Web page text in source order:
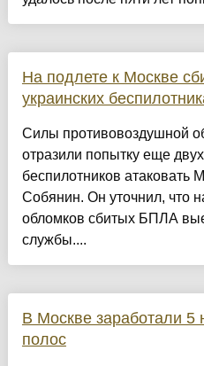
На подлете к Москве
украинских
Силы противовоздушной
отразили попытку еще
беспилотников атаковать
Собянин. Он уточнил, что
обломков сбитых БПЛА
службы....
В Москве заработали
полос